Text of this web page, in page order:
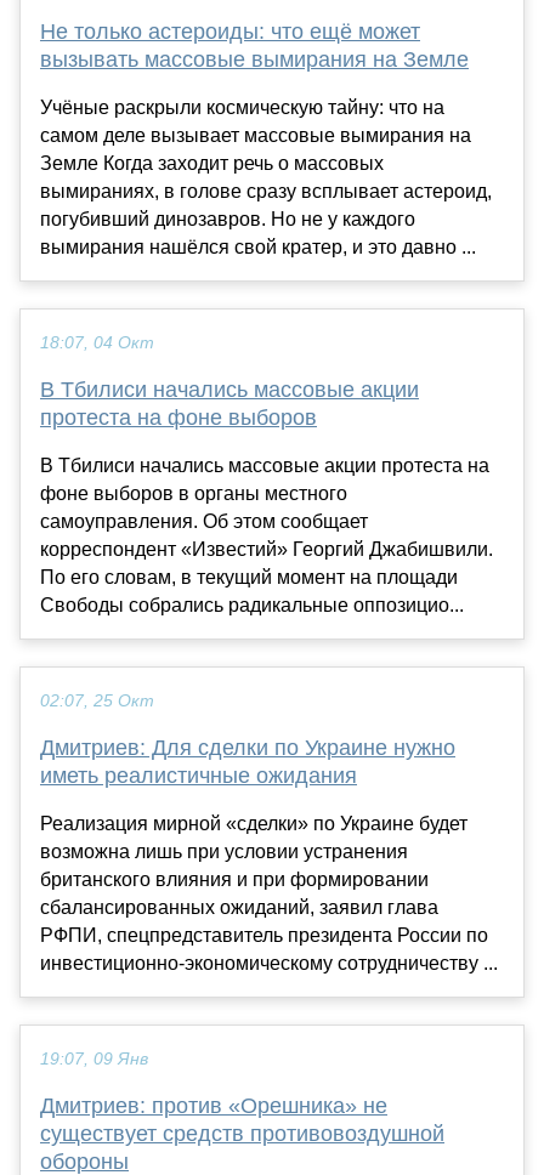
Не только астероиды: что ещё может
вызывать массовые вымирания на Земле
Учёные раскрыли космическую тайну: что на
самом деле вызывает массовые вымирания на
Земле Когда заходит речь о массовых
вымираниях, в голове сразу всплывает астероид,
погубивший динозавров. Но не у каждого
вымирания нашёлся свой кратер, и это давно ...
18:07, 04 Окт
В Тбилиси начались массовые акции
протеста на фоне выборов
В Тбилиси начались массовые акции протеста на
фоне выборов в органы местного
самоуправления. Об этом сообщает
корреспондент «Известий» Георгий Джабишвили.
По его словам, в текущий момент на площади
Свободы собрались радикальные оппозицио...
02:07, 25 Окт
Дмитриев: Для сделки по Украине нужно
иметь реалистичные ожидания
Реализация мирной «сделки» по Украине будет
возможна лишь при условии устранения
британского влияния и при формировании
сбалансированных ожиданий, заявил глава
РФПИ, спецпредставитель президента России по
инвестиционно-экономическому сотрудничеству ...
19:07, 09 Янв
Дмитриев: против «Орешника» не
существует средств противовоздушной
обороны